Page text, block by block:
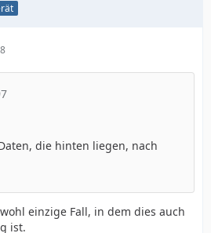
die hinten liegen, nach
einzige Fall, in dem dies auch
ist.